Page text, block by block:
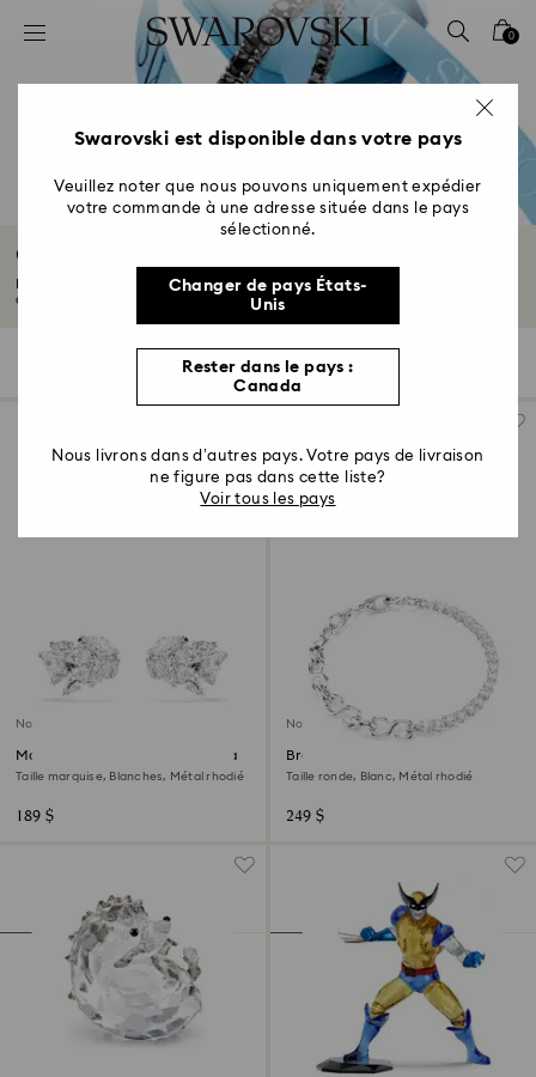
Accesskeys list
2 - Footer
4 - Search results
0
Cadeaux pour lui
Découvrez notre sélection de cadeaux pour lui. Que vous cherchiez quelque
chose...
Filtres
Filtres
Nouveau
Manchettes d’oreilles Mesmera
Taille marquise, Blanches, Métal rhodié
189 $
Nouveau
Bracelet Matrix
Taille ronde, Blanc, Métal rhodié
249 $
Swarovski est disponible dans votre pays
Veuillez noter que nous pouvons uniquement expédier
votre commande à une adresse située dans le pays
sélectionné.
Changer de pays États-
Unis
Rester dans le pays :
Canada
Nous livrons dans d’autres pays. Votre pays de livraison
ne figure pas dans cette liste?
Voir tous les pays